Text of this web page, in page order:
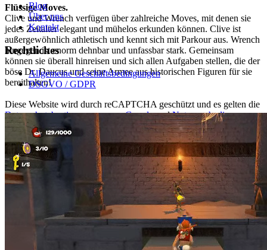
Flüssige Moves.
Clive und Wrench verfügen über zahlreiche Moves, mit denen sie
jedes Zeitalter elegant und mühelos erkunden können. Clive ist
außergewöhnlich athletisch und kennt sich mit Parkour aus. Wrench
hingegen ist enorm dehnbar und unfassbar stark. Gemeinsam
können sie überall hinreisen und sich allen Aufgaben stellen, die der
böse Dr. Daucus und seine Armee aus historischen Figuren für sie
bereithalten!
Blog
Über uns
Kontakt
Rechtliches
Allgemeine Geschäftsbedingungen
DSGVO / GDPR
Diese Website wird durch reCAPTCHA geschützt und es gelten die
Datenschutzbestimmungen von GoogleundNutzungsbedingungen
von Google